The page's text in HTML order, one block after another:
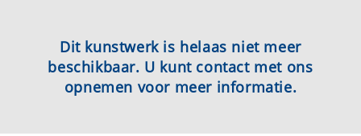
Dit kunstwerk is helaas niet meer
beschikbaar. U kunt contact met ons
opnemen voor meer informatie.